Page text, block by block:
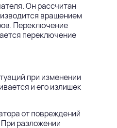
Он рассчитан
вращением
Переключение
переключение
при изменении
и его излишек
от повреждений
разложении